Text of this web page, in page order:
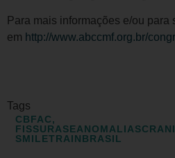
Para mais informações e/ou
em http://www.abccmf.org.br/
Tags
CBFAC,
SMILETRAINBRASIL